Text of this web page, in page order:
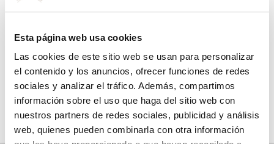
Esta página web usa cookies
Las cookies de este sitio web se usan para personalizar
el contenido y los anuncios, ofrecer funciones de redes
sociales y analizar el tráfico. Además, compartimos
información sobre el uso que haga del sitio web con
nuestros partners de redes sociales, publicidad y análisis
web, quienes pueden combinarla con otra información
Guarda mi nombre, correo electrónico y web en este